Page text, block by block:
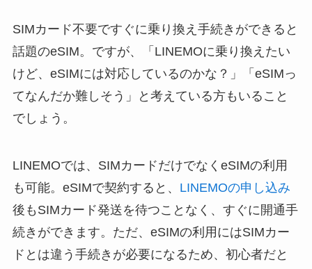
SIMカード不要ですぐに乗り換え手続きができると
話題のeSIM。ですが、「LINEMOに乗り換えたい
けど、eSIMには対応しているのかな？」「eSIMっ
てなんだか難しそう」と考えている方もいること
でしょう。
LINEMOでは、SIMカードだけでなくeSIMの利用
も可能。eSIMで契約すると、 LINEMOの申し込み
後もSIMカード発送を待つことなく、すぐに開通手
続きができます。ただ、eSIMの利用にはSIMカー
ドとは違う手続きが必要になるため、初心者だと